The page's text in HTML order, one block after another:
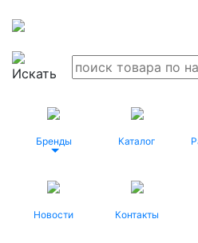
Бренды Каталог
Новости Контакты